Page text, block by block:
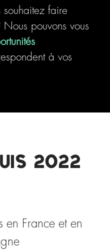
souhaitez faire
Nous pouvons vous
à vos
2022
en France et en